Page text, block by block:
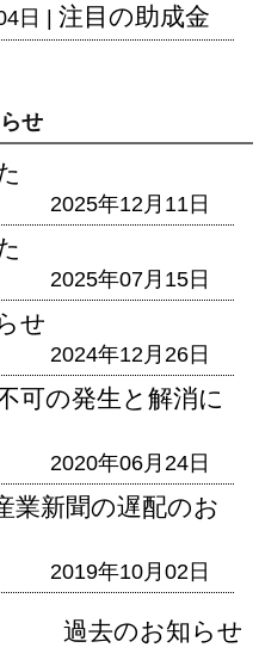
日 | 注目の助成金
せ
2025年12月11日
2025年07月15日
せ
2024年12月26日
可の発生と解消に
2020年06月24日
業新聞の遅配のお
2019年10月02日
過去のお知らせ